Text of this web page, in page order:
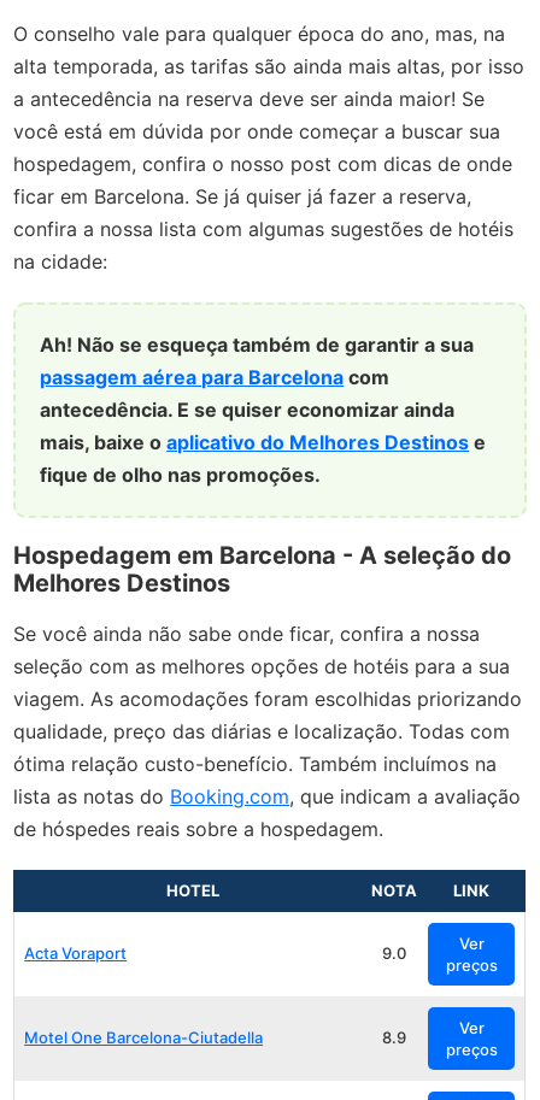
O conselho vale para qualquer época do ano, mas, na
alta temporada, as tarifas são ainda mais altas, por isso
a antecedência na reserva deve ser ainda maior! Se
você está em dúvida por onde começar a buscar sua
hospedagem, confira o nosso post com dicas de onde
ficar em Barcelona. Se já quiser já fazer a reserva,
confira a nossa lista com algumas sugestões de hotéis
na cidade:
Ah! Não se esqueça também de garantir a sua
passagem aérea para Barcelona com
antecedência. E se quiser economizar ainda
mais, baixe oaplicativo do Melhores Destinos e
fique de olho nas promoções.
Hospedagem em Barcelona - A seleção do
Melhores Destinos
Se você ainda não sabe onde ficar, confira a nossa
seleção com as melhores opções de hotéis para a sua
viagem. As acomodações foram escolhidas priorizando
qualidade, preço das diárias e localização. Todas com
ótima relação custo-benefício. Também incluímos na
lista as notas do Booking.com, que indicam a avaliação
de hóspedes reais sobre a hospedagem.
HOTEL NOTA LINK
Acta Voraport 9.0
Ver
preços
Motel One Barcelona-Ciutadella 8.9
Ver
preços